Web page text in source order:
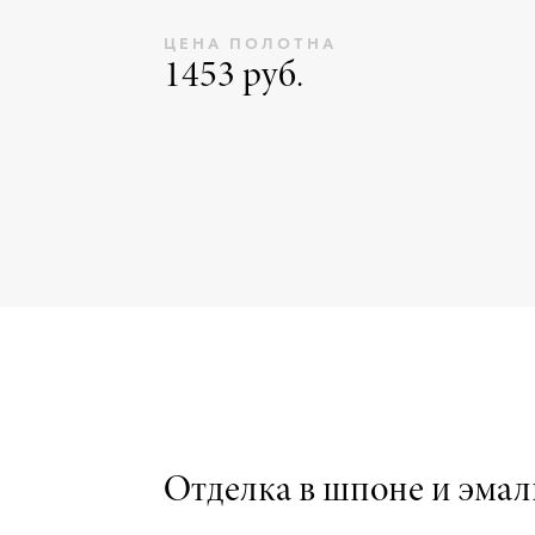
ЦЕНА ПОЛОТНА
1453 руб.
Отделка в шпоне и